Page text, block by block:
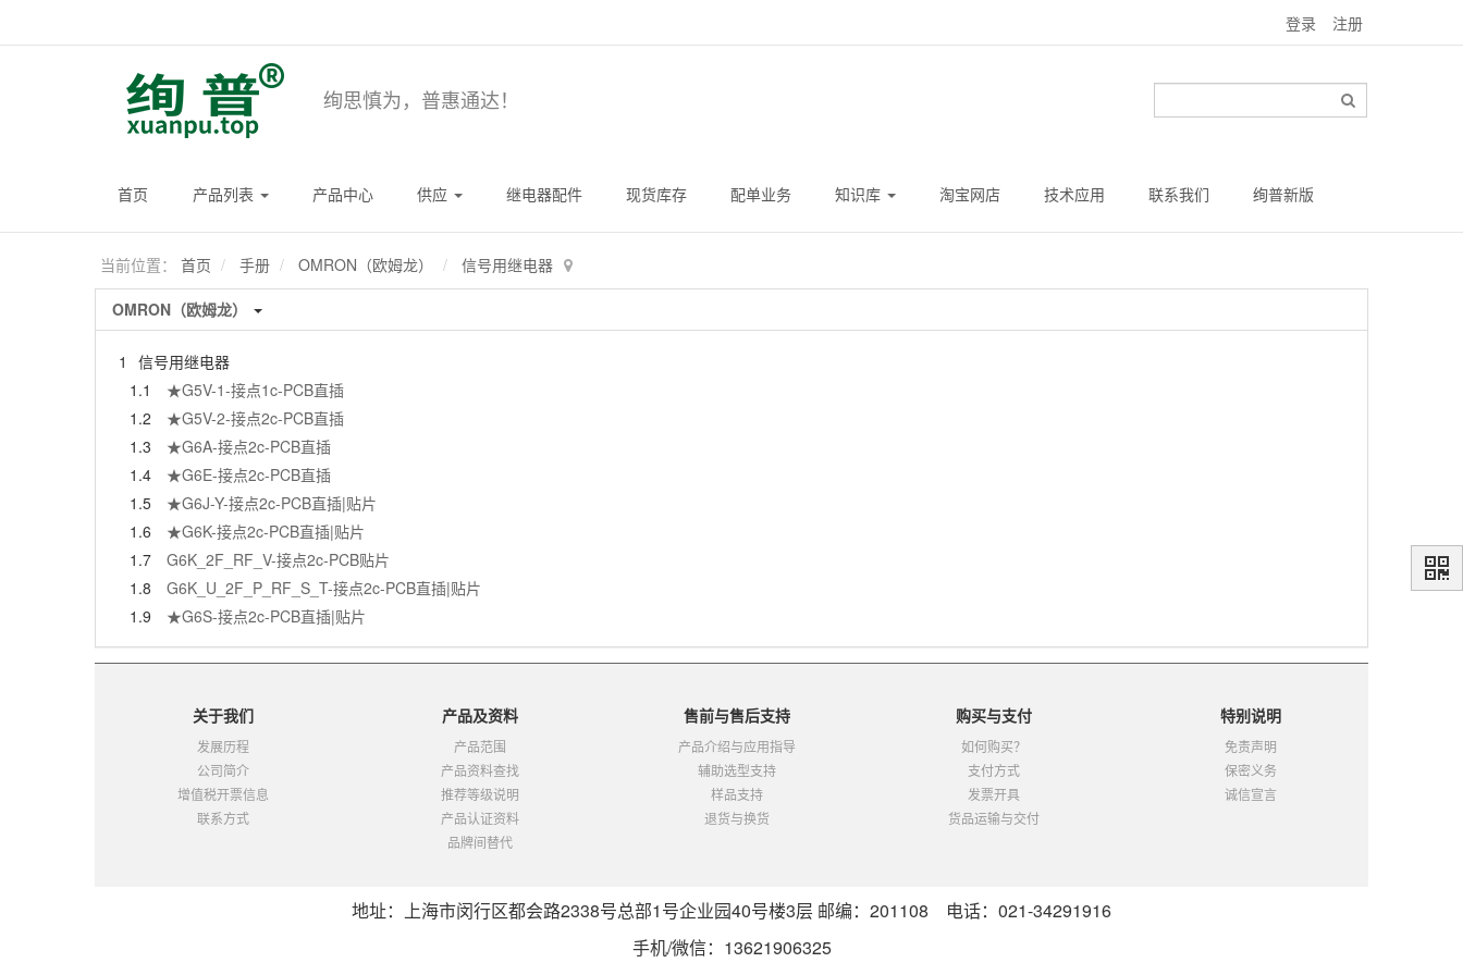
登录 注册
绚思慎为，普惠通达！
首页 产品列表 产品中心 供应 继电器配件 现货库存 配单业务 知识库 淘宝网店 技术应用 联系我们 绚普新版
当前位置： 首页 手册 OMRON（欧姆龙） 信号用继电器
OMRON（欧姆龙）
1
信号用继电器
1.1
★G5V-1-接点1c-PCB直插
1.2
★G5V-2-接点2c-PCB直插
1.3
★G6A-接点2c-PCB直插
1.4
★G6E-接点2c-PCB直插
1.5
★G6J-Y-接点2c-PCB直插|贴片
1.6
★G6K-接点2c-PCB直插|贴片
1.7
G6K_2F_RF_V-接点2c-PCB贴片
1.8
G6K_U_2F_P_RF_S_T-接点2c-PCB直插|贴片
1.9
★G6S-接点2c-PCB直插|贴片
关于我们
发展历程
公司简介
增值税开票信息
联系方式
产品及资料
产品范围
产品资料查找
推荐等级说明
产品认证资料
品牌间替代
售前与售后支持
产品介绍与应用指导
辅助选型支持
样品支持
退货与换货
购买与支付
如何购买？
支付方式
发票开具
货品运输与交付
特别说明
免责声明
保密义务
诚信宣言
地址：上海市闵行区都会路2338号总部1号企业园40号楼3层 邮编：201108 电话：021-34291916
手机/微信：13621906325